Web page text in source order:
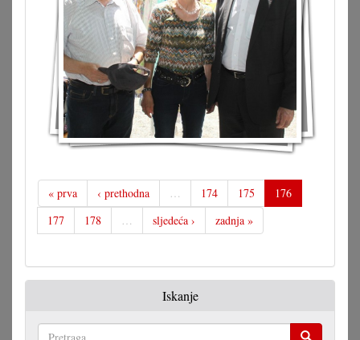
« prva ‹ prethodna … 174 175
176
177
178 … sljedeća › zadnja »
Iskanje